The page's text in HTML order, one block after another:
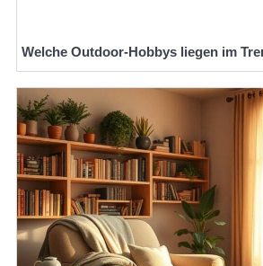
Welche Outdoor-Hobbys liegen im